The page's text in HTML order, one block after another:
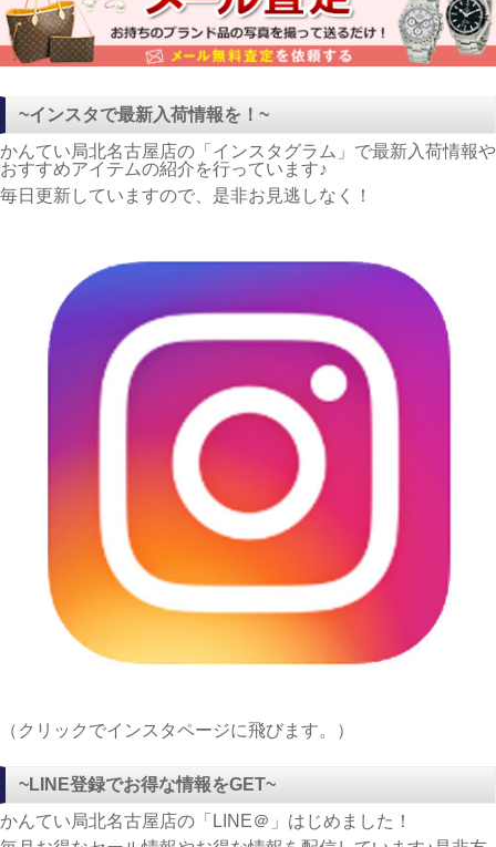
~インスタで最新入荷情報を！~
かんてい局北名古屋店の「インスタグラム」で最新入荷情報や
おすすめアイテムの紹介を行っています♪
毎日更新していますので、是非お見逃しなく！
（クリックでインスタページに飛びます。）
~LINE登録でお得な情報をGET~
かんてい局北名古屋店の「LINE＠」はじめました！